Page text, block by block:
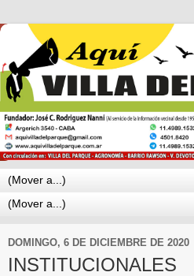
DOMINGO, 6 DE DICIEMBRE DE 2020
INSTITUCIONALES